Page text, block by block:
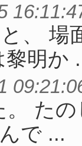
、 場
黎明か
。 た
で ...